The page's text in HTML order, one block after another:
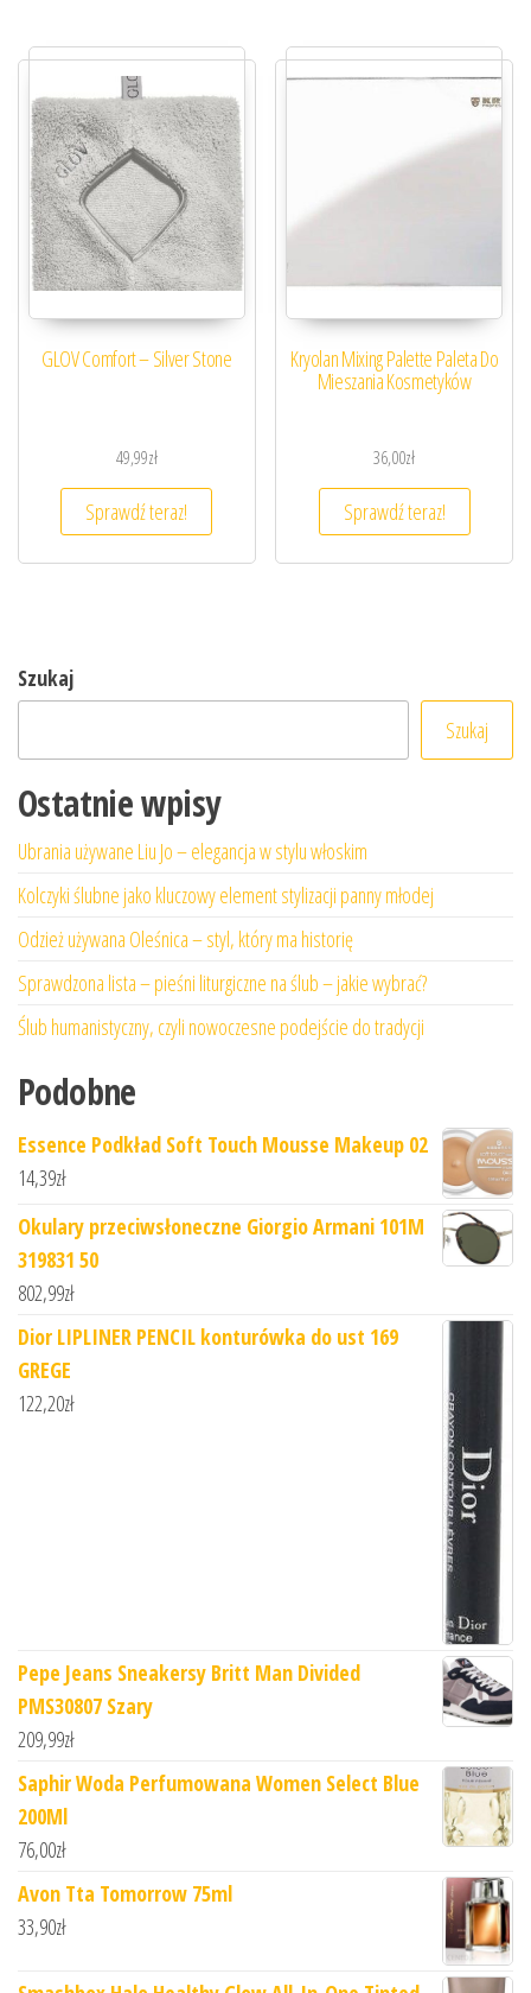
GLOV Comfort – Silver Stone
49,99zł
Sprawdź teraz!
Kryolan Mixing Palette Paleta Do
Mieszania Kosmetyków
36,00zł
Sprawdź teraz!
Szukaj
Szukaj
Ostatnie wpisy
Ubrania używane Liu Jo – elegancja w stylu włoskim
Kolczyki ślubne jako kluczowy element stylizacji panny młodej
Odzież używana Oleśnica – styl, który ma historię
Sprawdzona lista – pieśni liturgiczne na ślub – jakie wybrać?
Ślub humanistyczny, czyli nowoczesne podejście do tradycji
Podobne
Essence Podkład Soft Touch Mousse Makeup 02
14,39zł
Okulary przeciwsłoneczne Giorgio Armani 101M
319831 50
802,99zł
Dior LIPLINER PENCIL konturówka do ust 169
GREGE
122,20zł
Pepe Jeans Sneakersy Britt Man Divided
PMS30807 Szary
209,99zł
Saphir Woda Perfumowana Women Select Blue
200Ml
76,00zł
Avon Tta Tomorrow 75ml
33,90zł